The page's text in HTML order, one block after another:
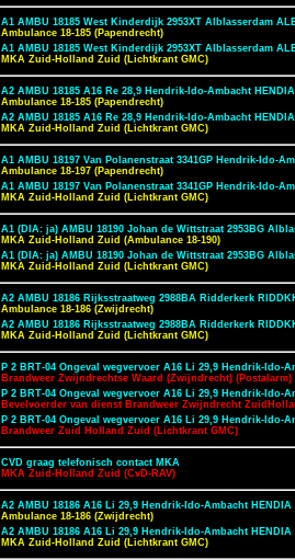
A1 AMBU 18185 West Kinderdijk 2953XT Alblasserdam
Ambulance 18-185 (Papendrecht)
A1 AMBU 18185 West Kinderdijk 2953XT Alblasserdam
MKA Zuid-Holland Zuid (Lichtkrant GMC)
A2 AMBU 18185 A16 Re 28,9 Hendrik-Ido-Ambacht
Ambulance 18-185 (Papendrecht)
A2 AMBU 18185 A16 Re 28,9 Hendrik-Ido-Ambacht
MKA Zuid-Holland Zuid (Lichtkrant GMC)
A1 AMBU 18197 Van Polanenstraat 3341GP Hendrik-Ido-
Ambulance 18-197 (Papendrecht)
A1 AMBU 18197 Van Polanenstraat 3341GP Hendrik-Ido-
MKA Zuid-Holland Zuid (Lichtkrant GMC)
A1 (DIA: ja) AMBU 18190 Johan de Wittstraat 2953BG
MKA Zuid-Holland Zuid (Ambulance 18-190)
A1 (DIA: ja) AMBU 18190 Johan de Wittstraat 2953BG
MKA Zuid-Holland Zuid (Lichtkrant GMC)
A2 AMBU 18186 Rijksstraatweg 2988BA Ridderkerk
Ambulance 18-186 (Zwijdrecht)
A2 AMBU 18186 Rijksstraatweg 2988BA Ridderkerk
MKA Zuid-Holland Zuid (Lichtkrant GMC)
P 2 BRT-04 Ongeval wegvervoer A16 Li 29,9 Hendrik-Ido-
Brandweer Zwijndrechtse Waard (Zwijndrecht) (Postalarm)
P 2 BRT-04 Ongeval wegvervoer A16 Li 29,9 Hendrik-Ido-
Bevelvoerder van dienst Brandweer Zwijndrecht
P 2 BRT-04 Ongeval wegvervoer A16 Li 29,9 Hendrik-Ido-
Brandweer Zuid Holland Zuid (Lichtkrant GMC)
CVD graag telefonisch contact MKA
MKA Zuid-Holland Zuid (CvD-RAV)
A2 AMBU 18186 A16 Li 29,9 Hendrik-Ido-Ambacht HENDIA
Ambulance 18-186 (Zwijdrecht)
A2 AMBU 18186 A16 Li 29,9 Hendrik-Ido-Ambacht HENDIA
MKA Zuid-Holland Zuid (Lichtkrant GMC)